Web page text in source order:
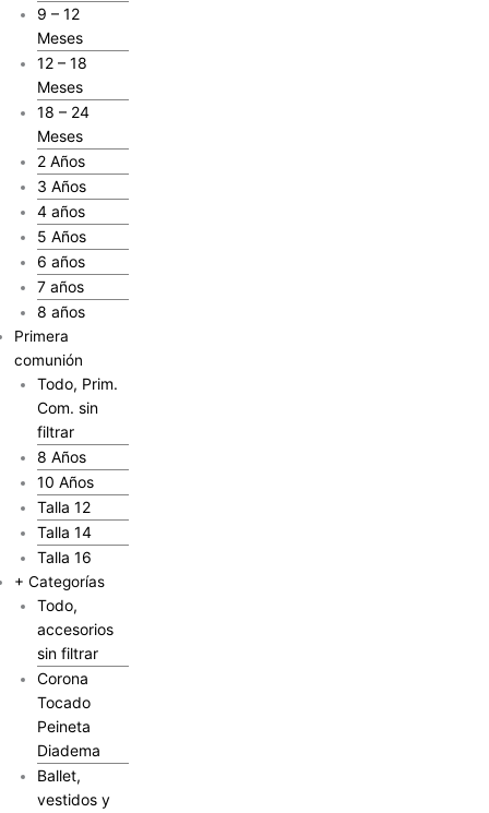
9 – 12
Meses
12 – 18
Meses
18 – 24
Meses
2 Años
3 Años
4 años
5 Años
6 años
7 años
8 años
Primera
comunión
Todo, Prim.
Com. sin
filtrar
8 Años
10 Años
Talla 12
Talla 14
Talla 16
+ Categorías
Todo,
accesorios
sin filtrar
Corona
Tocado
Peineta
Diadema
Ballet,
vestidos y